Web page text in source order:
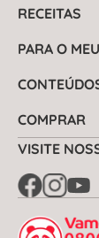
RECEITAS
PARA O
COMPRAR
VISITE